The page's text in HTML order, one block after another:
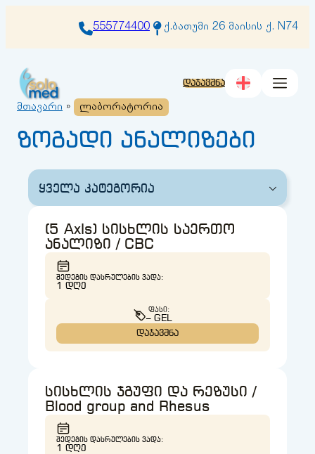
555774400 ქ.ბათუმი 26 მაისის ქ. N74
დაჯავშნა
მთავარი » ლაბორატორია
ზოგადი ანალიზები
ყველა კატეგორია
(5 AxIs) სისხლის საერთო
ანალიზი / CBC
ᲨᲔᲓᲔᲒᲘᲡ ᲓᲐᲡᲠᲣᲚᲔᲑᲘᲡ ᲕᲐᲓᲐ:
1 ᲓᲦᲔ
ᲤᲐᲡᲘ:
– GEL
დაჯავშნა
სისხლის ჯგუფი და რეზუსი /
Blood group and Rhesus
ᲨᲔᲓᲔᲒᲘᲡ ᲓᲐᲡᲠᲣᲚᲔᲑᲘᲡ ᲕᲐᲓᲐ:
1 ᲓᲦᲔ